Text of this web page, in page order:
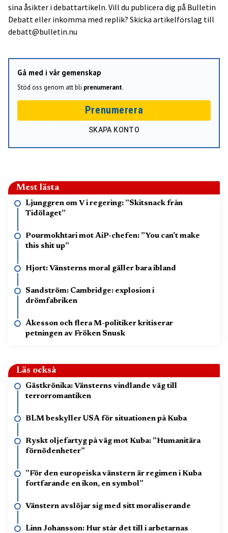
sina åsikter i debattartikeln. Vill du publicera dig på Bulletin
Debatt eller inkomma med replik? Skicka artikelförslag till
debatt@bulletin.nu
Gå med i vår gemenskap
Stöd oss genom att bli prenumerant.
Prenumerera
SKAPA KONTO
Mest lästa
Ljunggren om V i regering: ”Skitsnack från
Tidölaget”
Pourmokhtari mot AiP-chefen: ”You can’t make
this shit up”
Hjort: Vänsterns moral gäller bara ibland
Sandström: Cambridge: explosion i
drömfabriken
Åkesson och flera M-politiker kritiserar
petningen av Fröken Snusk
Läs också
Gästkrönika: Vänsterns vindlande väg till
terrorromantiken
BLM beskyller USA för situationen på Kuba
Ryskt oljefartyg på väg mot Kuba: ”Humanitära
förnödenheter”
”För den europeiska vänstern är regimen i Kuba
fortfarande en ikon, en symbol”
Vänstern avslöjar sig med sitt moraliserande
Linn Johansson: Hur står det till i arbetarnas